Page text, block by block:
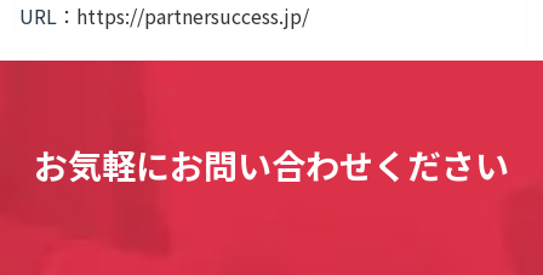
URL： https://partnersuccess.jp/
お気軽にお問い合わせください